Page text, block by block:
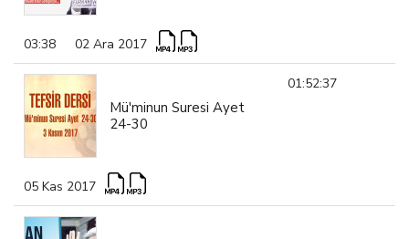
03:38 02 Ara 2017
Mü'minun Suresi Ayet
24-30
01:52:37
05 Kas 2017